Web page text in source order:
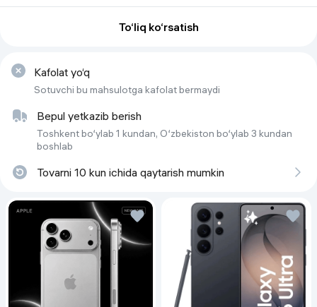
To‘liq ko‘rsatish
Kafolat yo‘q
Sotuvchi bu mahsulotga kafolat bermaydi
Bepul yetkazib berish
Toshkent bo‘ylab 1 kundan, O‘zbekiston bo‘ylab 3 kundan
boshlab
Tovarni 10 kun ichida qaytarish mumkin